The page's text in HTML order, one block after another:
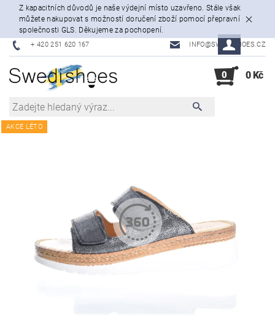
Z kapacitních důvodů je naše výdejní místo uzavřeno. Stále však
můžete nakupovat s možností doručení zboží pomocí přepravní
společnosti GLS. Děkujeme za pochopení.
+ 420 251 620 167 INFO@SWEDISHOES.CZ
0 0 Kč
AKCE LÉTO